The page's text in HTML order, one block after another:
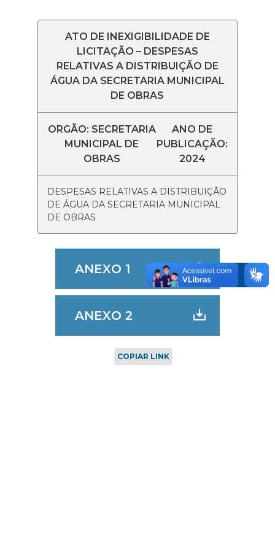
ATO DE INEXIGIBILIDADE DE
LICITAÇÃO – DESPESAS
RELATIVAS A DISTRIBUIÇÃO DE
ÁGUA DA SECRETARIA MUNICIPAL
DE OBRAS
ORGÃO: SECRETARIA
MUNICIPAL DE
OBRAS
ANO DE
PUBLICAÇÃO:
2024
DESPESAS RELATIVAS A DISTRIBUIÇÃO
DE ÁGUA DA SECRETARIA MUNICIPAL
DE OBRAS
ANEXO 1
ANEXO 2
COPIAR LINK